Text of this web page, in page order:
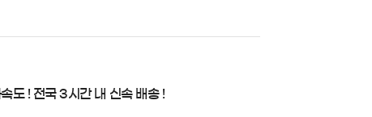
도 ! 전국 3시간 내 신속 배송 !